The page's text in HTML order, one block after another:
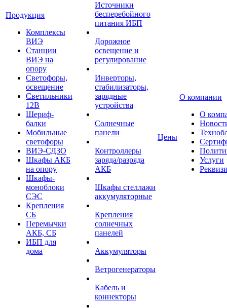
Продукция
Комплексы
ВИЭ
Станции
ВИЭ на
опору
Светофоры,
освещение
Светильники
12В
Шериф-
балки
Мобильные
светофоры
ВИЭ-СДЗО
Шкафы АКБ
на опору
Шкафы-
моноблоки
СЭС
Крепления
СБ
Перемычки
АКБ, СБ
ИБП для
дома
Источники
бесперебойного
питания ИБП
Дорожное
освещение и
регулирование
Инверторы,
стабилизаторы,
зарядные
устройства
Солнечные
панели
Контроллеры
заряда/разряда
АКБ
Шкафы стеллажи
аккумуляторные
Крепления
солнечных
панелей
Аккумуляторы
Ветрогенераторы
Кабель и
коннекторы
Цены
О компании
О
Услуги